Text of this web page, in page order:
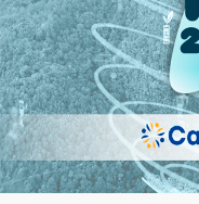
s
a
a
s
l
t
e
n